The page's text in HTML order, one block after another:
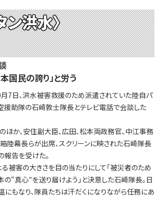
ン洪水〉
国民の誇り」と労う
7日、洪水被害救援のため派遣されていた陸自パ
援助隊の石崎敦士隊長とテレビ電話で会談した
か、安住副大臣、広田、松本両政務官、中江事務
陸幕長らが出席、スクリーンに映された石崎隊長
告を受けた。
被害の大きさを目の当たりにして「被災者のため
の“真心″を送り届けよう」と決意した石崎隊長。日
もなり、隊員たちは汗だくになりながら任務にあ